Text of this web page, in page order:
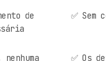
de
✅ Sem
✅ Os